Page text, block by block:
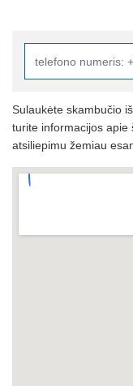
Sulaukėte skambučio
turite informacijos apie
atsiliepimu žemiau